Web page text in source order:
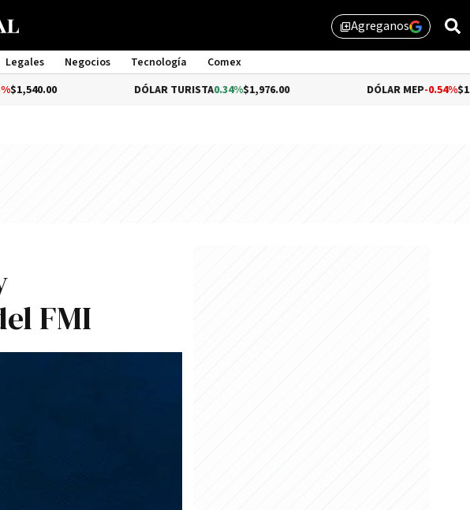
library_addAgreganos
Legales Negocios Tecnología
Comex
DÓLAR TURISTA0.34%$1,976.00 -0.54%$1,510.79
FMI